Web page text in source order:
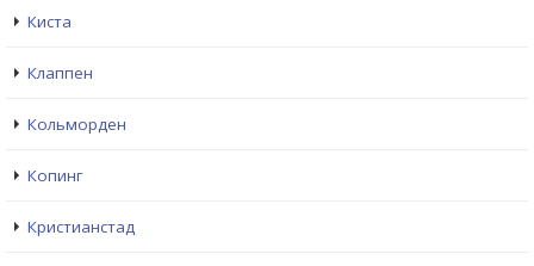
Киста
Клаппен
Кольморден
Копинг
Кристианстад